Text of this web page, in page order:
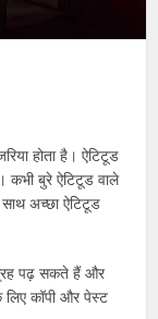
होता है। ऐटिटूड